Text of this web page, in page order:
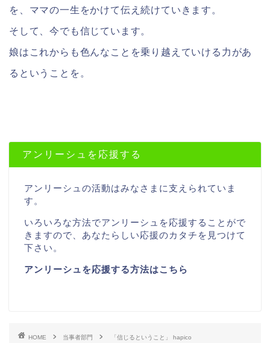
を、ママの一生をかけて伝え続けていきます。
そして、今でも信じています。
娘はこれからも色んなことを乗り越えていける力があ
るということを。
アンリーシュを応援する
アンリーシュの活動はみなさまに支えられていま
す。
いろいろな方法でアンリーシュを応援することがで
きますので、あなたらしい応援のカタチを見つけて
下さい。
アンリーシュを応援する方法はこちら
HOME 当事者部門 「信じるということ」 hapico